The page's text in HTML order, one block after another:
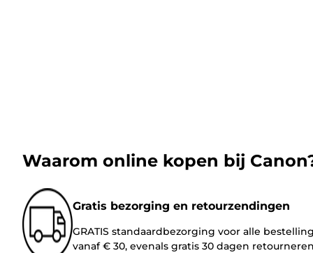
Waarom online kopen bij
Gratis bezorging en retourzendingen
GRATIS standaardbezorging voor alle
vanaf € 30, evenals gratis 30 dagen